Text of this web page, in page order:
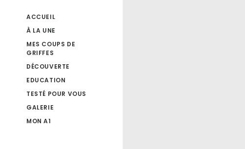
ACCUEIL
À LA UNE
MES COUPS DE
GRIFFES
DÉCOUVERTE
EDUCATION
TESTÉ POUR VOUS
GALERIE
MON A1